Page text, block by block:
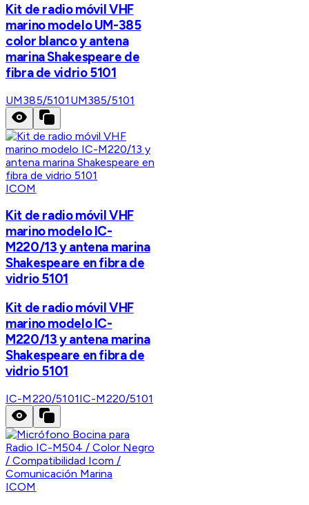
Kit de radio móvil VHF
marino modelo UM-385
color blanco y antena
marina Shakespeare de
fibra de vidrio 5101
UM385/5101 UM385/5101
ICOM
Kit de radio móvil VHF
marino modelo IC-
M220/13 y antena marina
Shakespeare en fibra de
vidrio 5101
Kit de radio móvil VHF
marino modelo IC-
M220/13 y antena marina
Shakespeare en fibra de
vidrio 5101
IC-M220/5101IC-M220/5101
ICOM